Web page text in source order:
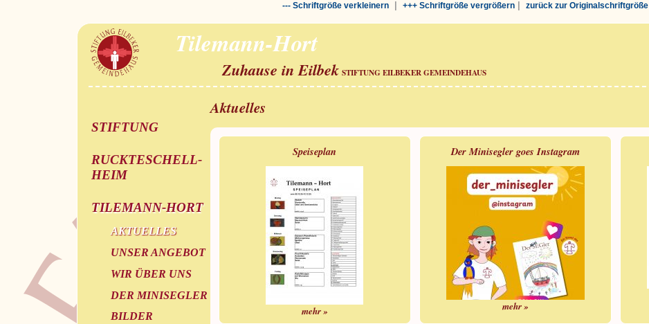
--- Schriftgröße verkleinern| +++ Schriftgröße vergrößern| zurück zur Originalschriftgröße
Tilemann-Hort
Zuhause in Eilbek STIFTUNG EILBEKER GEMEINDEHAUS
STIFTUNG
RUCKTESCHELL-
HEIM
TILEMANN-HORT
AKTUELLES
UNSER ANGEBOT
WIR ÜBER UNS
DER MINISEGLER
BILDER
Aktuelles
Speiseplan
mehr »
Der Minisegler goes Instagram
mehr »